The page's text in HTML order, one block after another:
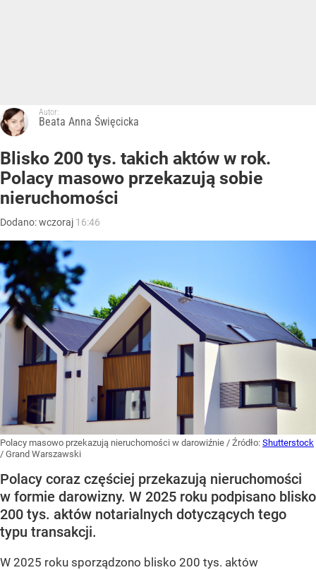
Autor:
Beata Anna Święcicka
Blisko 200 tys. takich aktów w rok.
Polacy masowo przekazują sobie
nieruchomości
Dodano:wczoraj 16:46
Polacy masowo przekazują nieruchomości w darowiźnie / Źródło: Shutterstock
/ Grand Warszawski
Polacy coraz częściej przekazują nieruchomości
w formie darowizny. W 2025 roku podpisano blisko
200 tys. aktów notarialnych dotyczących tego
typu transakcji.
W 2025 roku sporządzono blisko 200 tys. aktów